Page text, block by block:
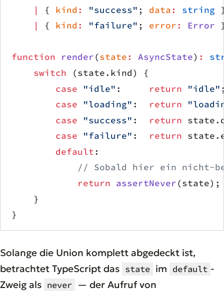
    |
{ kind : "success" ; data: string
    |
{ kind : "failure" ; error: Error
function render(state: AsyncState) :
    switch
(state.kind) {
        case
"idle" : return "idle"
        case
"loading" : return
        case
"success" : return
        case
"failure" : return
        default
:
// Sobald hier ein nicht-
            return
assertNever(state);
    }
}
Solange die Union komplett abgedeckt ist,
betrachtet TypeScript das state im default -
Zweig als never — der Aufruf von